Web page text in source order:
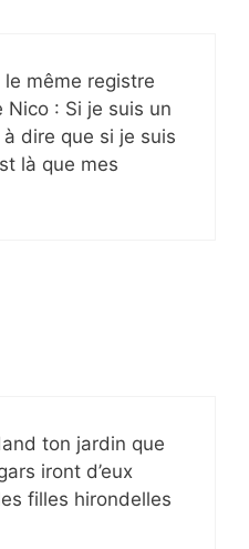
même registre
: Si je suis un
dire que si je suis
là que mes
ton jardin que
iront d’eux
filles hirondelles